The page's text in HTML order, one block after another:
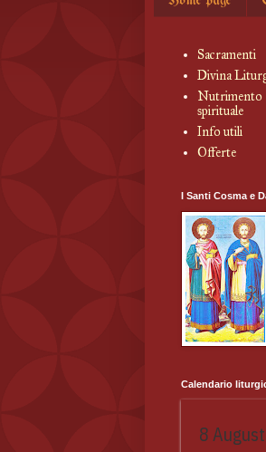
Sacramenti
Divina
Nutrimento
spirituale
Info utili
Offerte
I Santi Cosma e
Calendario
8 August